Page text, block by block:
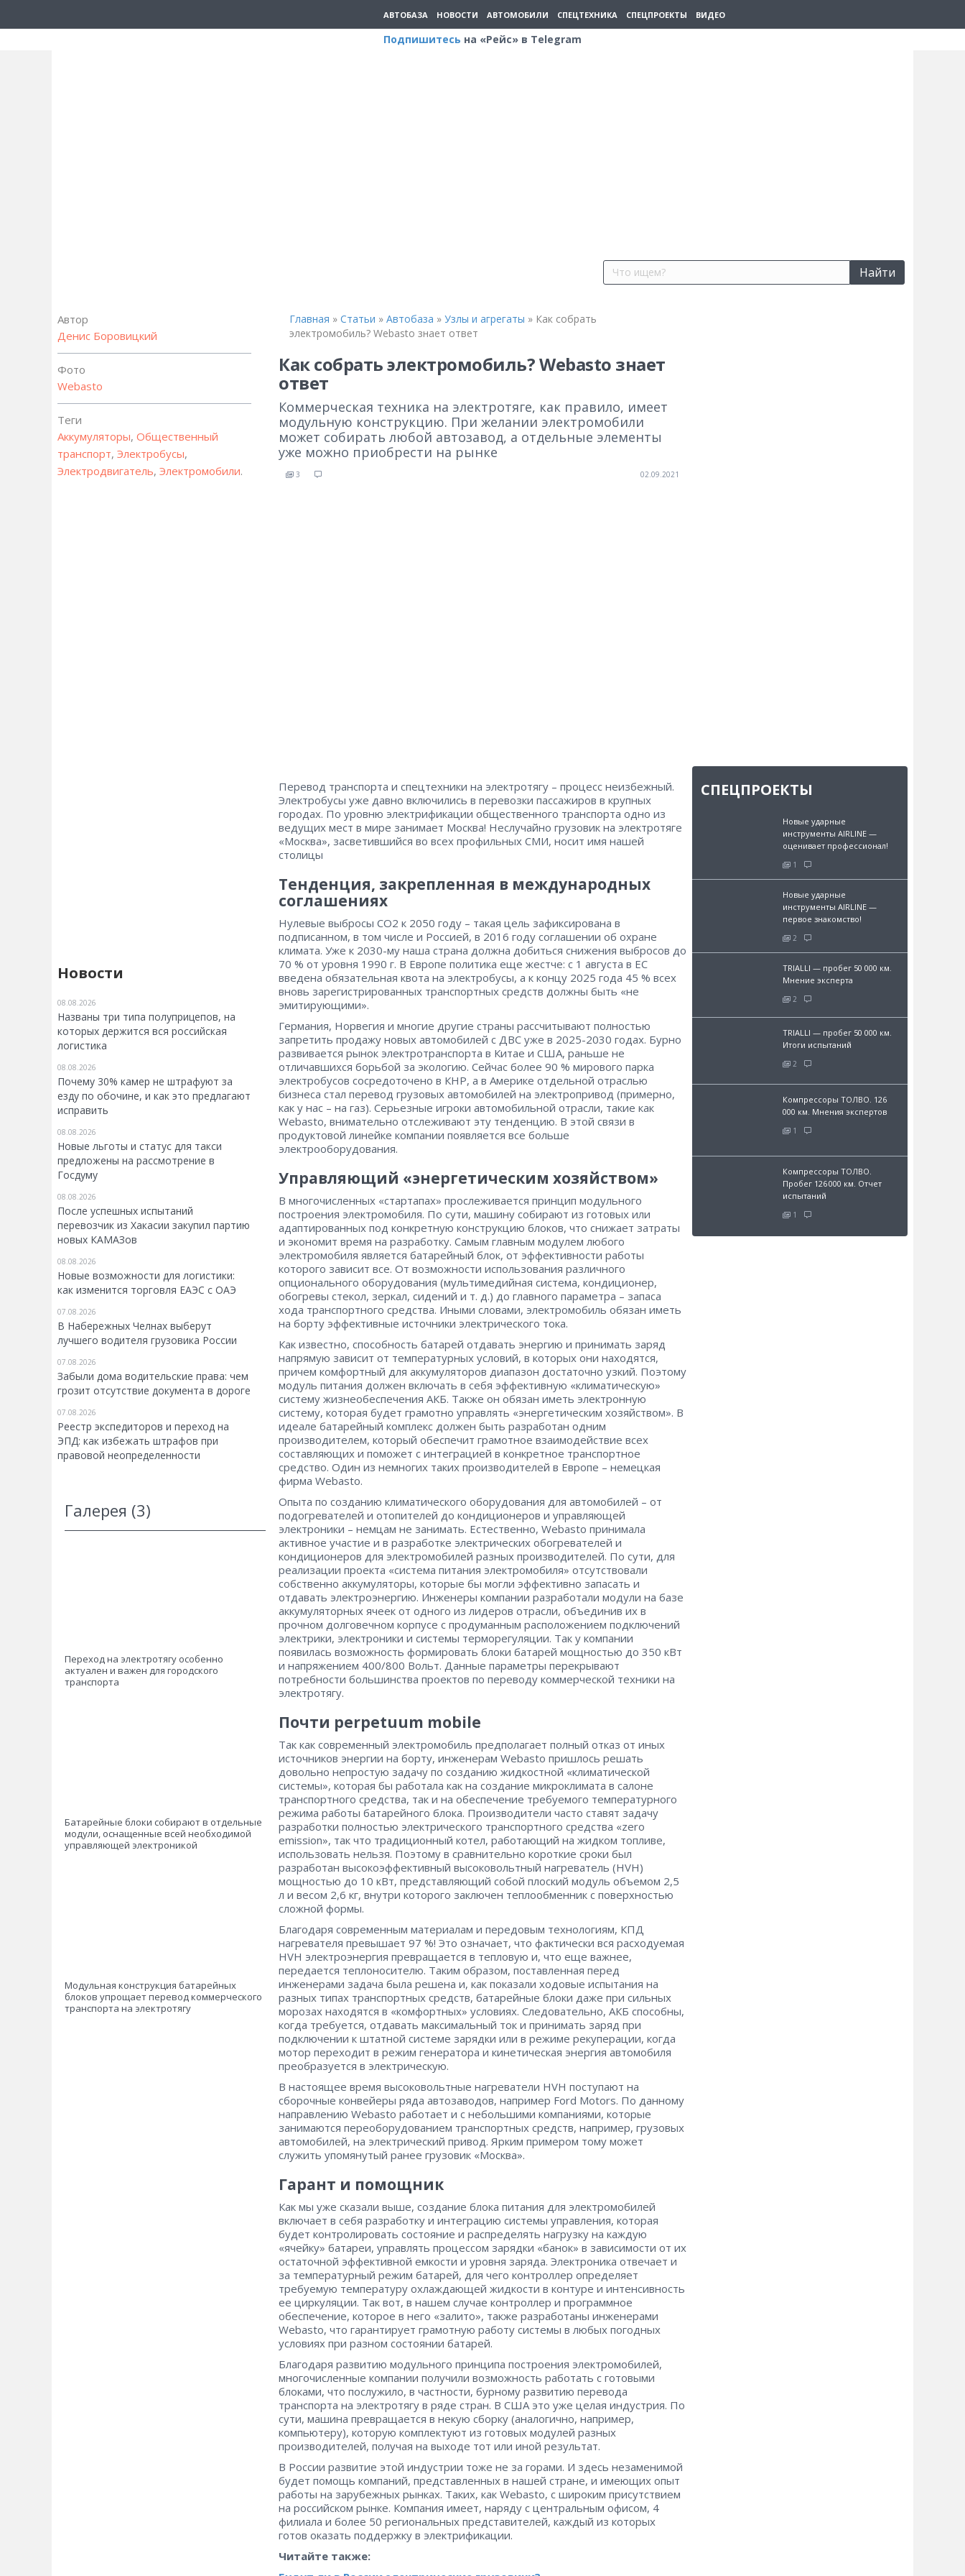
АВТОБАЗА НОВОСТИ АВТОМОБИЛИ СПЕЦТЕХНИКА СПЕЦПРОЕКТЫ ВИДЕО
Подпишитесь на «Рейс» в Telegram
Найти
Автор
Денис Боровицкий
Фото
Webasto
Теги
Аккумуляторы, Общественный
транспорт, Электробусы,
Электродвигатель, Электромобили.
Новости
08.08.2026
Названы три типа полуприцепов, на
которых держится вся российская
логистика
08.08.2026
Почему 30% камер не штрафуют за
езду по обочине, и как это предлагают
исправить
08.08.2026
Новые льготы и статус для такси
предложены на рассмотрение в
Госдуму
08.08.2026
После успешных испытаний
перевозчик из Хакасии закупил партию
новых КАМАЗов
08.08.2026
Новые возможности для логистики:
как изменится торговля ЕАЭС с ОАЭ
07.08.2026
В Набережных Челнах выберут
лучшего водителя грузовика России
07.08.2026
Забыли дома водительские права: чем
грозит отсутствие документа в дороге
07.08.2026
Реестр экспедиторов и переход на
ЭПД: как избежать штрафов при
правовой неопределенности
Галерея (3)
Переход на электротягу особенно
актуален и важен для городского
транспорта
Батарейные блоки собирают в отдельные
модули, оснащенные всей необходимой
управляющей электроникой
Модульная конструкция батарейных
блоков упрощает перевод коммерческого
транспорта на электротягу
Главная » Статьи » Автобаза » Узлы и агрегаты » Как собрать
электромобиль? Webasto знает ответ
Как собрать электромобиль? Webasto знает
ответ
Коммерческая техника на электротяге, как правило, имеет
модульную конструкцию. При желании электромобили
может собирать любой автозавод, а отдельные элементы
уже можно приобрести на рынке
3 02.09.2021
Перевод транспорта и спецтехники на электротягу – процесс неизбежный.
Электробусы уже давно включились в перевозки пассажиров в крупных
городах. По уровню электрификации общественного транспорта одно из
ведущих мест в мире занимает Москва! Неслучайно грузовик на электротяге
«Москва», засветившийся во всех профильных СМИ, носит имя нашей
столицы
Тенденция, закрепленная в международных
соглашениях
Нулевые выбросы CO2 к 2050 году – такая цель зафиксирована в
подписанном, в том числе и Россией, в 2016 году соглашении об охране
климата. Уже к 2030-му наша страна должна добиться снижения выбросов до
70 % от уровня 1990 г. В Европе политика еще жестче: с 1 августа в ЕС
введена обязательная квота на электробусы, а к концу 2025 года 45 % всех
вновь зарегистрированных транспортных средств должны быть «не
эмитирующими».
Германия, Норвегия и многие другие страны рассчитывают полностью
запретить продажу новых автомобилей с ДВС уже в 2025-2030 годах. Бурно
развивается рынок электротранспорта в Китае и США, раньше не
отличавшихся борьбой за экологию. Сейчас более 90 % мирового парка
электробусов сосредоточено в КНР, а в Америке отдельной отраслью
бизнеса стал перевод грузовых автомобилей на электропривод (примерно,
как у нас – на газ). Серьезные игроки автомобильной отрасли, такие как
Webasto, внимательно отслеживают эту тенденцию. В этой связи в
продуктовой линейке компании появляется все больше
электрооборудования.
Управляющий «энергетическим хозяйством»
В многочисленных «стартапах» прослеживается принцип модульного
построения электромобиля. По сути, машину собирают из готовых или
адаптированных под конкретную конструкцию блоков, что снижает затраты
и экономит время на разработку. Самым главным модулем любого
электромобиля является батарейный блок, от эффективности работы
которого зависит все. От возможности использования различного
опционального оборудования (мультимедийная система, кондиционер,
обогревы стекол, зеркал, сидений и т. д.) до главного параметра – запаса
хода транспортного средства. Иными словами, электромобиль обязан иметь
на борту эффективные источники электрического тока.
Как известно, способность батарей отдавать энергию и принимать заряд
напрямую зависит от температурных условий, в которых они находятся,
причем комфортный для аккумуляторов диапазон достаточно узкий. Поэтому
модуль питания должен включать в себя эффективную «климатическую»
систему жизнеобеспечения АКБ. Также он обязан иметь электронную
систему, которая будет грамотно управлять «энергетическим хозяйством». В
идеале батарейный комплекс должен быть разработан одним
производителем, который обеспечит грамотное взаимодействие всех
составляющих и поможет с интеграцией в конкретное транспортное
средство. Один из немногих таких производителей в Европе – немецкая
фирма Webasto.
Опыта по созданию климатического оборудования для автомобилей – от
подогревателей и отопителей до кондиционеров и управляющей
электроники – немцам не занимать. Естественно, Webasto принимала
активное участие и в разработке электрических обогревателей и
кондиционеров для электромобилей разных производителей. По сути, для
реализации проекта «система питания электромобиля» отсутствовали
собственно аккумуляторы, которые бы могли эффективно запасать и
отдавать электроэнергию. Инженеры компании разработали модули на базе
аккумуляторных ячеек от одного из лидеров отрасли, объединив их в
прочном долговечном корпусе с продуманным расположением подключений
электрики, электроники и системы терморегуляции. Так у компании
появилась возможность формировать блоки батарей мощностью до 350 кВт
и напряжением 400/800 Вольт. Данные параметры перекрывают
потребности большинства проектов по переводу коммерческой техники на
электротягу.
Почти perpetuum mobile
Так как современный электромобиль предполагает полный отказ от иных
источников энергии на борту, инженерам Webasto пришлось решать
довольно непростую задачу по созданию жидкостной «климатической
системы», которая бы работала как на создание микроклимата в салоне
транспортного средства, так и на обеспечение требуемого температурного
режима работы батарейного блока. Производители часто ставят задачу
разработки полностью электрического транспортного средства «zero
emission», так что традиционный котел, работающий на жидком топливе,
использовать нельзя. Поэтому в сравнительно короткие сроки был
разработан высокоэффективный высоковольтный нагреватель (HVH)
мощностью до 10 кВт, представляющий собой плоский модуль объемом 2,5
л и весом 2,6 кг, внутри которого заключен теплообменник с поверхностью
сложной формы.
Благодаря современным материалам и передовым технологиям, КПД
нагревателя превышает 97 %! Это означает, что фактически вся расходуемая
HVH электроэнергия превращается в тепловую и, что еще важнее,
передается теплоносителю. Таким образом, поставленная перед
инженерами задача была решена и, как показали ходовые испытания на
разных типах транспортных средств, батарейные блоки даже при сильных
морозах находятся в «комфортных» условиях. Следовательно, АКБ способны,
когда требуется, отдавать максимальный ток и принимать заряд при
подключении к штатной системе зарядки или в режиме рекуперации, когда
мотор переходит в режим генератора и кинетическая энергия автомобиля
преобразуется в электрическую.
В настоящее время высоковольтные нагреватели HVH поступают на
сборочные конвейеры ряда автозаводов, например Ford Motors. По данному
направлению Webasto работает и с небольшими компаниями, которые
занимаются переоборудованием транспортных средств, например, грузовых
автомобилей, на электрический привод. Ярким примером тому может
служить упомянутый ранее грузовик «Москва».
Гарант и помощник
Как мы уже сказали выше, создание блока питания для электромобилей
включает в себя разработку и интеграцию системы управления, которая
будет контролировать состояние и распределять нагрузку на каждую
«ячейку» батареи, управлять процессом зарядки «банок» в зависимости от их
остаточной эффективной емкости и уровня заряда. Электроника отвечает и
за температурный режим батарей, для чего контроллер определяет
требуемую температуру охлаждающей жидкости в контуре и интенсивность
ее циркуляции. Так вот, в нашем случае контроллер и программное
обеспечение, которое в него «залито», также разработаны инженерами
Webasto, что гарантирует грамотную работу системы в любых погодных
условиях при разном состоянии батарей.
Благодаря развитию модульного принципа построения электромобилей,
многочисленные компании получили возможность работать с готовыми
блоками, что послужило, в частности, бурному развитию перевода
транспорта на электротягу в ряде стран. В США это уже целая индустрия. По
сути, машина превращается в некую сборку (аналогично, например,
компьютеру), которую комплектуют из готовых модулей разных
производителей, получая на выходе тот или иной результат.
В России развитие этой индустрии тоже не за горами. И здесь незаменимой
будет помощь компаний, представленных в нашей стране, и имеющих опыт
работы на зарубежных рынках. Таких, как Webasto, с широким присутствием
на российском рынке. Компания имеет, наряду с центральным офисом, 4
филиала и более 50 региональных представителей, каждый из которых
готов оказать поддержку в электрификации.
Читайте также:
СПЕЦПРОЕКТЫ
Новые ударные
инструменты AIRLINE —
оценивает профессионал!
1
Новые ударные
инструменты AIRLINE —
первое знакомство!
2
TRIALLI — пробег 50 000 км.
Мнение эксперта
2
TRIALLI — пробег 50 000 км.
Итоги испытаний
2
Компрессоры ТОЛВО. 126
000 км. Мнения экспертов
1
Компрессоры ТОЛВО.
Пробег 126 000 км. Отчет
испытаний
1